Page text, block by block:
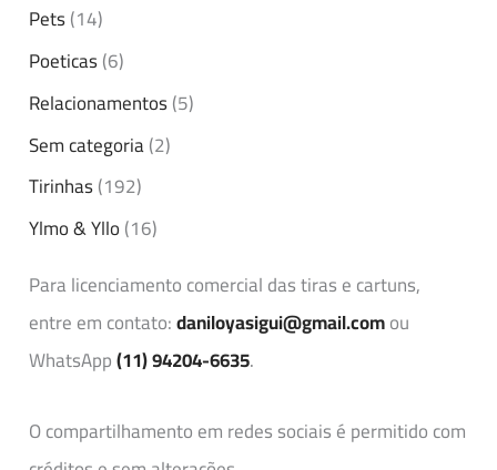
Pets(14)
Poeticas(6)
Relacionamentos(5)
Sem categoria(2)
Tirinhas(192)
Ylmo & Yllo(16)
Para licenciamento comercial das tiras e cartuns,
entre em contato:daniloyasigui@gmail.comou
WhatsApp(11) 94204-6635.
O compartilhamento em redes sociais é permitido com